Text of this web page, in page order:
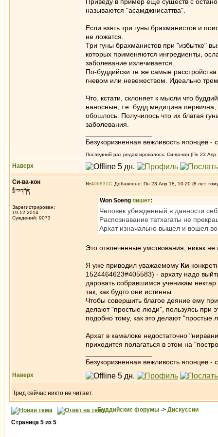
называются "асамджнисаттва".
Если взять три гуны брахманистов и
не ложатся.
Три гуны брахманистов при "избытке"
которых применяются ингредиенты,
заболевание излечивается.
По-буддийски те же самые
гневом или невежеством. Идеально
Что, кстати, склоняет к мысли что
наносные, т.е. будд медицина
обошлось. Получилось что их благая
заболевания.
Безукоризненная вежливость японцев -
Последний раз редактировалось: Си-ва-кон (Пн 23 Апр
Наверх
Си-ва-кон
སྲི་བ་དཀོན
Зарегистрирован:
19.12.2014
Суждений: 9073
№406831 Добавлено: Пн 23 Апр 18, 10:20 (8 лет
Won Soeng пишет:
Человек убежденный в данности
Распознавание татхагаты не
Архат изначально вышел и вошел
Это отвлеченные умствования, никак
Я уже приводил уважаемому Ки
1524464623#405583) - архату надо
даровать собравшимся ученикам
так, как будто они истинны
Чтобы совершить благое деяние ему
делают "простые люди", пользуясь
подобно тому, как это делают "простые
Архат в камалоке недостаточно
приходится полагаться в этом на
Безукоризненная вежливость японцев -
Наверх
Тред сейчас никто не читает.
Буддийские форумы -> Дискуссии
Страница 5 из 5